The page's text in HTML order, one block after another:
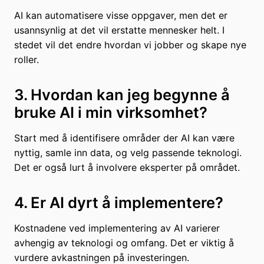
AI kan automatisere visse oppgaver, men det er
usannsynlig at det vil erstatte mennesker helt. I
stedet vil det endre hvordan vi jobber og skape nye
roller.
3. Hvordan kan jeg begynne å
bruke AI i min virksomhet?
Start med å identifisere områder der AI kan være
nyttig, samle inn data, og velg passende teknologi.
Det er også lurt å involvere eksperter på området.
4. Er AI dyrt å implementere?
Kostnadene ved implementering av AI varierer
avhengig av teknologi og omfang. Det er viktig å
vurdere avkastningen på investeringen.